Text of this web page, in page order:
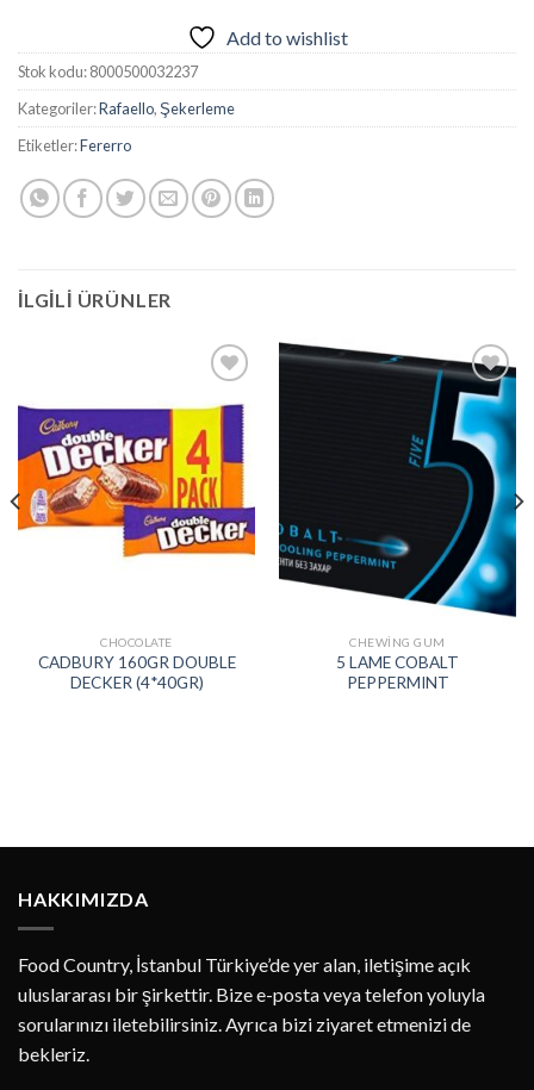
Add to wishlist
Stok kodu:8000500032237
Kategoriler:Rafaello,Şekerleme
Etiketler:Fererro
İLGILI ÜRÜNLER
Add to
wishlist
CHOCOLATE
CADBURY 160GR DOUBLE
DECKER (4*40GR)
Add to
wishlist
CHEWING GUM
5 LAME COBALT
PEPPERMINT
HAKKIMIZDA
Food Country, İstanbul Türkiye’de yer alan, iletişime açık
uluslararası bir şirkettir. Bize e-posta veya telefon yoluyla
sorularınızı iletebilirsiniz. Ayrıca bizi ziyaret etmenizi de
bekleriz.